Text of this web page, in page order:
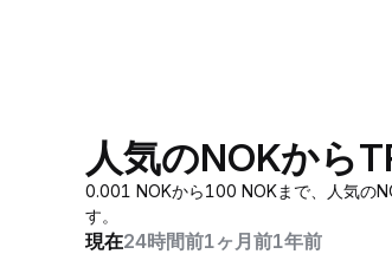
人気のNOKから
0.001 NOKから100 NOKまで、人気の
す。
現在24時間前1ヶ月前1年前